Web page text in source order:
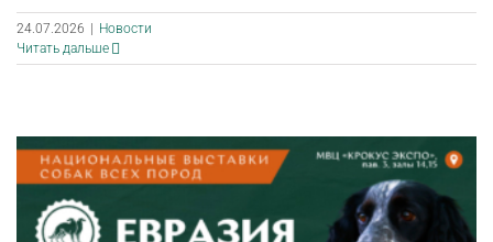
24.07.2026
Новости
Читать дальше